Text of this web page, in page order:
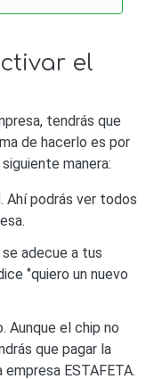
el
tendrás que
de hacerlo es por
manera:
. Ahí podrás ver todos
adecue a tus
‘’quiero un nuevo
Aunque el chip no
que pagar la
ESTAFETA.